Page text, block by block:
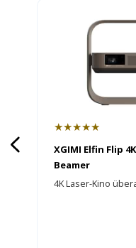
★★★★★
XGIMI Elfin Flip
Beamer
4K Laser-Kino